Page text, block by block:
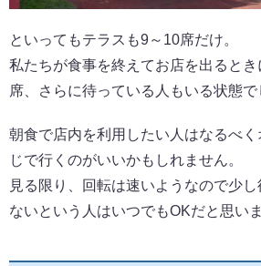
といってもテラスも9～10席だけ。
私たちが食事を終えてお店を出ると
席、さらに待っている人もいる状態で
朝食で店内を利用したい人はなるべ
じで行くのがいいかもしれません。
見る限り、回転は速いようなので少
ないという人はいつでもOKだと思いま